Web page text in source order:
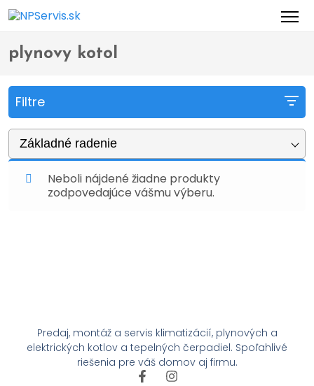
Domov > Obchod
plynovy kotol
Filtre
Základné radenie
Neboli nájdené žiadne produkty
zodpovedajúce vášmu výberu.
Predaj, montáž a servis klimatizácií, plynových a
elektrických kotlov a tepelných čerpadiel. Spoľahlivé
riešenia pre váš domov aj firmu.